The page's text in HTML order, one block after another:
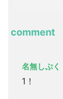
comment
名無しぷく
1！